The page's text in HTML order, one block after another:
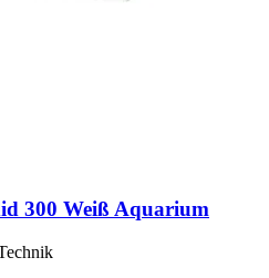
300 Weiß Aquarium